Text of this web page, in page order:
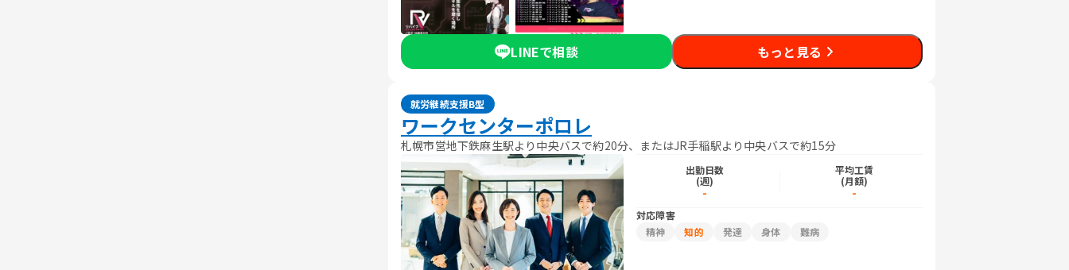
LINEで相談 もっと見る
就労継続支援B型
ワークセンターポロレ
札幌市営地下鉄麻生駅より中央バスで約20分、またはJR手稲駅より中央バスで約15分
出勤日数
(週)
-
平均工賃
(月額)
-
対応障害
精神
知的 発達 身体 難病